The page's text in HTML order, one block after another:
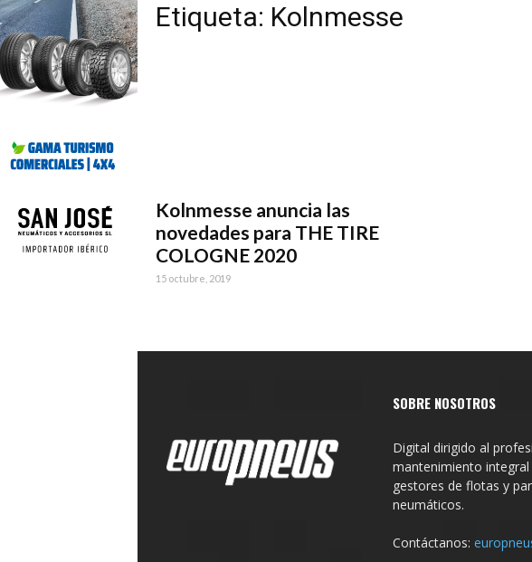
Etiqueta: Kolnmesse
Kolnmesse anuncia las
novedades para THE TIRE
COLOGNE 2020
15 octubre, 2019
SOBRE NOSOTROS
Digital dirigido al
mantenimiento
gestores de flotas y
neumáticos.
Contáctanos: